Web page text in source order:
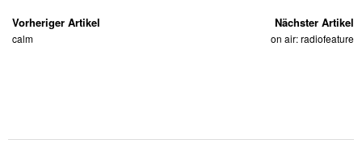
Vorheriger Artikel
calm
Nächster Artikel
on air: radiofeature